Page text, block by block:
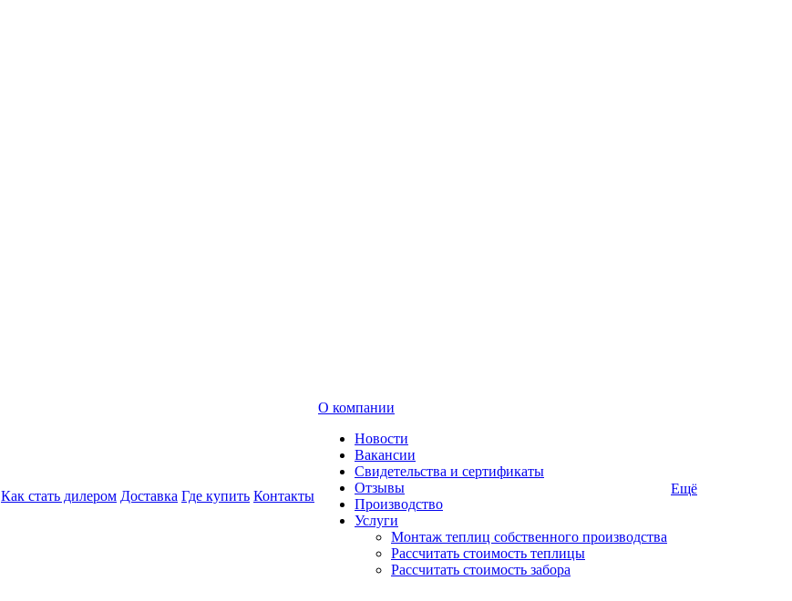
Как стать дилером Доставка Где купить Контакты
О компании
Новости
Вакансии
Свидетельства и сертификаты
Отзывы
Производство
Услуги
Монтаж теплиц собственного производства
Рассчитать стоимость теплицы
Рассчитать стоимость забора
Ещё